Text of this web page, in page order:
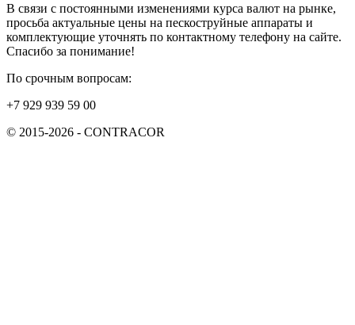
В связи с постоянными изменениями курса валют на рынке,
просьба актуальные цены на пескоструйные аппараты и
комплектующие уточнять по контактному телефону на сайте.
Спасибо за понимание!
По срочным вопросам:
+7 929 939 59 00
© 2015-2026 - CONTRACOR